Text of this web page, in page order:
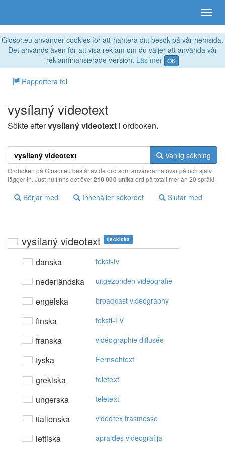
Glosor.eu använder cookies för att hantera ditt besök på vår hemsida.
Det används även för att visa reklam om du väljer att använda vår
reklamfinansierade version. Läs mer OK
Rapportera fel
vysílaný videotext
Sökte eftervysílaný videotext i ordboken.
Vanlig sökning
Ordboken på Glosor.eu består av de ord som användarna övar på och själv
lägger in. Just nu finns det över210 000 unika ord på totalt mer än 20 språk!
Börjar med Innehåller sökordet Slutar med
vysílaný videotext tjeckiska
danska tekst-tv
nederländska uitgezonden videografie
engelska broadcast videography
finska teksti-TV
franska vidéographie diffusée
tyska Fernsehtext
grekiska teletext
ungerska teletext
italienska videotex trasmesso
lettiska apraides videogrāfija